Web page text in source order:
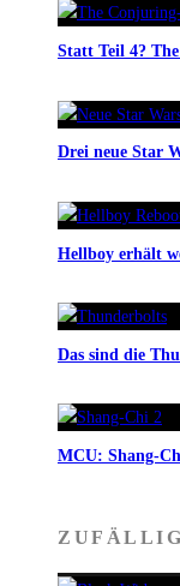
Statt Teil 4?
Drei neue Star
Hellboy erhält
Das sind die
MCU: Shang-
ZUFÄLLIG